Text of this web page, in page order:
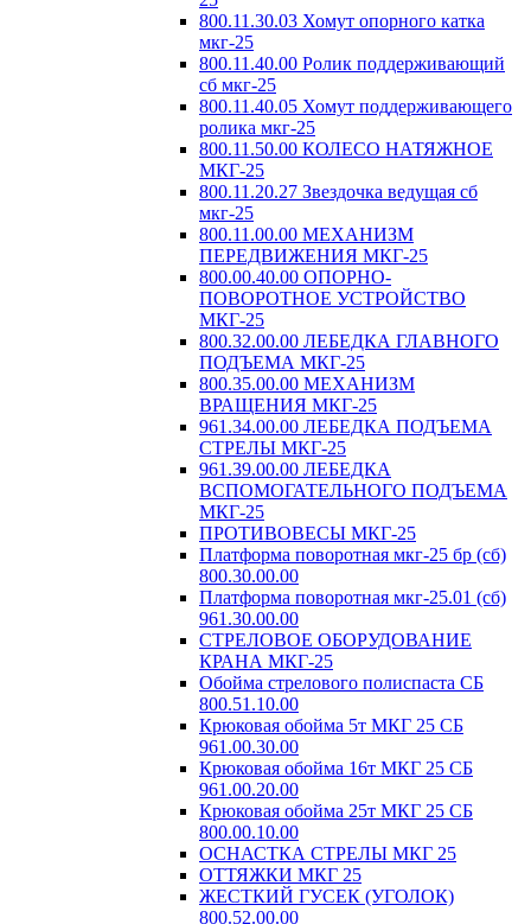
800.11.30.03 Хомут опорного катка
мкг-25
800.11.40.00 Ролик поддерживающий
сб мкг-25
800.11.40.05 Хомут поддерживающего
ролика мкг-25
800.11.50.00 КОЛЕСО НАТЯЖНОЕ
МКГ-25
800.11.20.27 Звездочка ведущая сб
мкг-25
800.11.00.00 МЕХАНИЗМ
ПЕРЕДВИЖЕНИЯ МКГ-25
800.00.40.00 ОПОРНО-
ПОВОРОТНОЕ УСТРОЙСТВО
МКГ-25
800.32.00.00 ЛЕБЕДКА ГЛАВНОГО
ПОДЪЕМА МКГ-25
800.35.00.00 МЕХАНИЗМ
ВРАЩЕНИЯ МКГ-25
961.34.00.00 ЛЕБЕДКА ПОДЪЕМА
СТРЕЛЫ МКГ-25
961.39.00.00 ЛЕБЕДКА
ВСПОМОГАТЕЛЬНОГО ПОДЪЕМА
МКГ-25
ПРОТИВОВЕСЫ МКГ-25
Платформа поворотная мкг-25 бр (сб)
800.30.00.00
Платформа поворотная мкг-25.01 (сб)
961.30.00.00
СТРЕЛОВОЕ ОБОРУДОВАНИЕ
КРАНА МКГ-25
Обойма стрелового полиспаста СБ
800.51.10.00
Крюковая обойма 5т МКГ 25 СБ
961.00.30.00
Крюковая обойма 16т МКГ 25 СБ
961.00.20.00
Крюковая обойма 25т МКГ 25 СБ
800.00.10.00
ОСНАСТКА СТРЕЛЫ МКГ 25
ОТТЯЖКИ МКГ 25
ЖЕСТКИЙ ГУСЕК (УГОЛОК)
800.52.00.00